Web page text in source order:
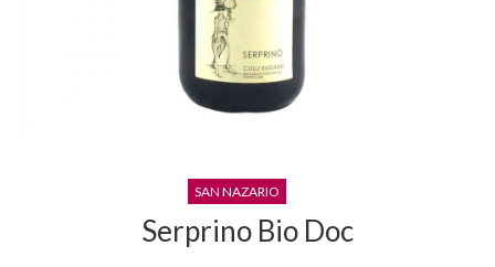
SAN NAZARIO
Serprino Bio Doc